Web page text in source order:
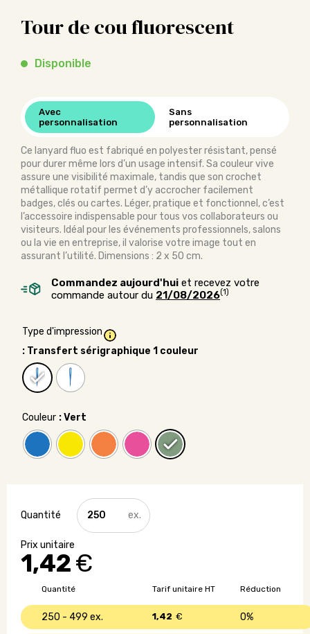
Tour de cou fluorescent
Disponible
Avec
personnalisation
Sans
personnalisation
Ce lanyard fluo est fabriqué en polyester résistant, pensé
pour durer même lors d’un usage intensif. Sa couleur vive
assure une visibilité maximale, tandis que son crochet
métallique rotatif permet d’y accrocher facilement
badges, clés ou cartes. Léger, pratique et fonctionnel, c’est
l’accessoire indispensable pour tous vos collaborateurs ou
visiteurs. Idéal pour les événements professionnels, salons
ou la vie en entreprise, il valorise votre image tout en
assurant l’utilité. Dimensions : 2 x 50 cm.
Commandez aujourd'hui et recevez votre
commande autour du 21/08/2026(1)
Type d'impression
: Transfert sérigraphique 1 couleur
Couleur : Vert
1,42€
quantité
de
Tour
cou
fluorescent
Quantité Réduction
Tarif unitaire HT
250 - 499 0%
1,42 €